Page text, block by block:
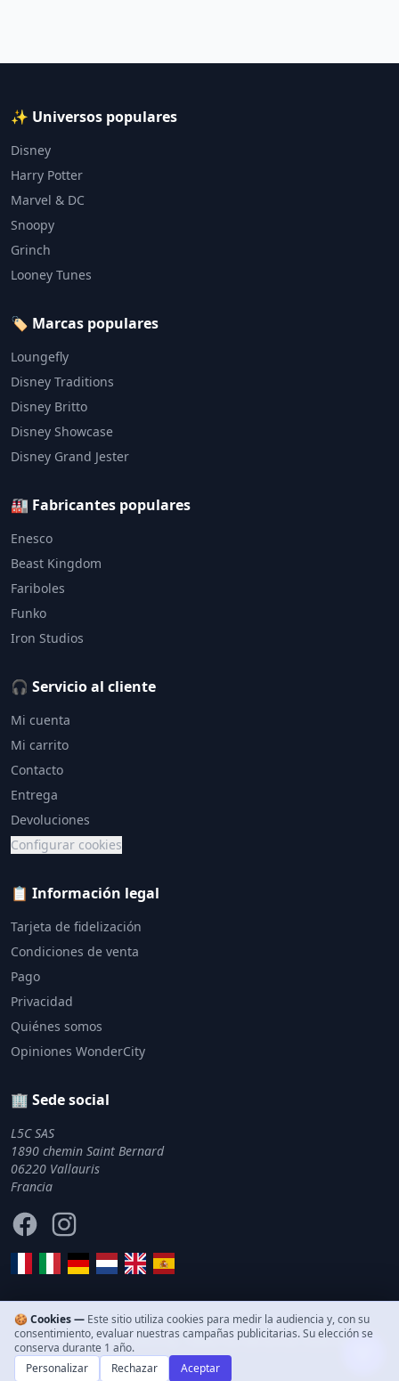
✨ Universos populares
Disney
Harry Potter
Marvel & DC
Snoopy
Grinch
Looney Tunes
🏷️ Marcas populares
Loungefly
Disney Traditions
Disney Britto
Disney Showcase
Disney Grand Jester
🏭 Fabricantes populares
Enesco
Beast Kingdom
Fariboles
Funko
Iron Studios
🎧 Servicio al cliente
Mi cuenta
Mi carrito
Contacto
Entrega
Devoluciones
Configurar cookies
📋 Información legal
Tarjeta de fidelización
Condiciones de venta
Pago
Privacidad
Quiénes somos
Opiniones WonderCity
🏢 Sede social
L5C SAS
1890 chemin Saint Bernard
06220 Vallauris
Francia
FacebookInstagram
© 2011–2026 WonderCity. Todos los derechos reservados.
🍪 Cookies — Este sitio utiliza cookies para medir la audiencia y, con su
consentimiento, evaluar nuestras campañas publicitarias. Su elección se
conserva durante 1 año.
Personalizar
Rechazar Aceptar